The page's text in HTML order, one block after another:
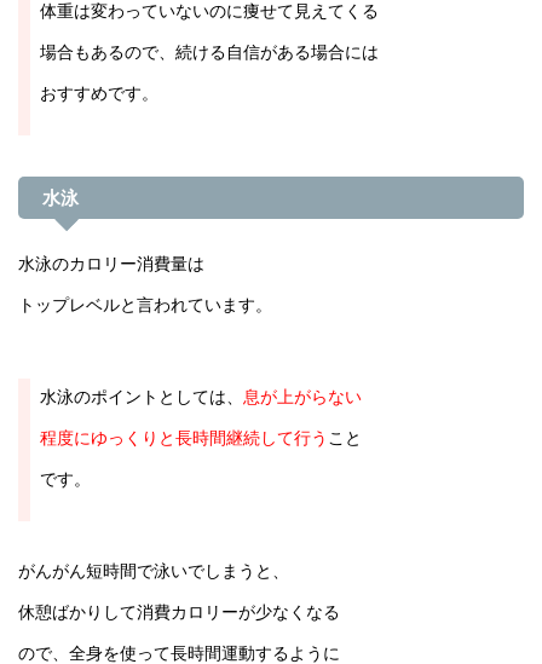
体重は変わっていないのに痩せて見えてくる
場合もあるので、続ける自信がある場合には
おすすめです。
水泳
水泳のカロリー消費量は
トップレベルと言われています。
水泳のポイントとしては、 息が上がらない
程度にゆっくりと長時間継続して行う こと
です。
がんがん短時間で泳いでしまうと、
休憩ばかりして消費カロリーが少なくなる
ので、全身を使って長時間運動するように